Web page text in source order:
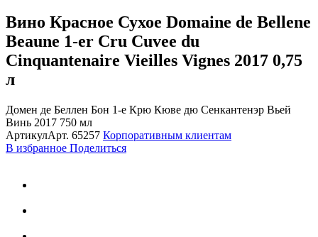
Вино Красное Сухое Domaine de Bellene
Beaune 1-er Cru Cuvee du
Cinquantenaire Vieilles Vignes 2017 0,75
л
Домен де Беллен Бон 1-е Крю Кюве дю Сенкантенэр Вьей
Винь 2017 750 мл
АртикулАрт. 65257 Корпоративным клиентам
В избранное Поделиться